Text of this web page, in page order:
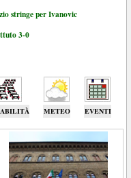
stringe per Ivanovic
3-0
METEO EVENTI